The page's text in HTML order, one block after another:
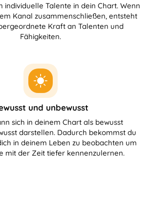
individuelle Talente in dein Chart. Wenn
Kanal zusammenschließen, entsteht
Kraft an Talenten und
Fähigkeiten.
und unbewusst
sich in deinem Chart als bewusst
darstellen. Dadurch bekommst du
in deinem Leben zu beobachten um
mit der Zeit tiefer kennenzulernen.